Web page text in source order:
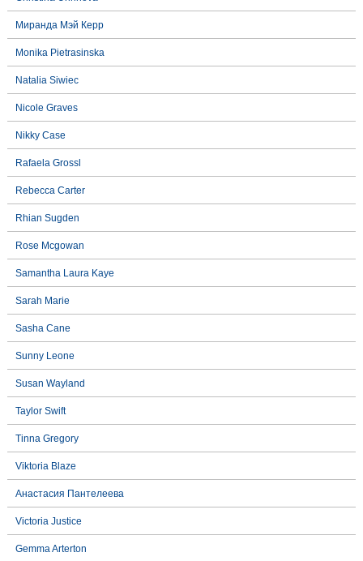
Миранда Мэй Керр
Monika Pietrasinska
Natalia Siwiec
Nicole Graves
Nikky Case
Rafaela Grossl
Rebecca Carter
Rhian Sugden
Rose Mcgowan
Samantha Laura Kaye
Sarah Marie
Sasha Cane
Sunny Leone
Susan Wayland
Taylor Swift
Tinna Gregory
Viktoria Blaze
Анастасия Пантелеева
Victoria Justice
Gemma Arterton